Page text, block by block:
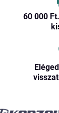
60 000